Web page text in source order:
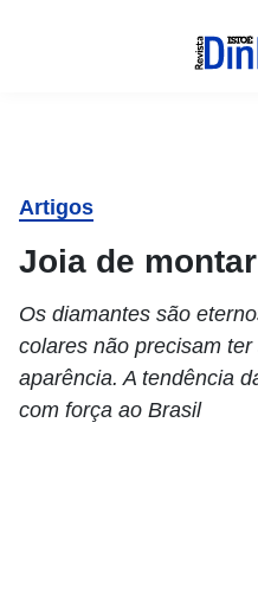
Artigos
Joia de montar
Os diamantes são
colares não precisam
aparência. A tendência
com força ao Brasil